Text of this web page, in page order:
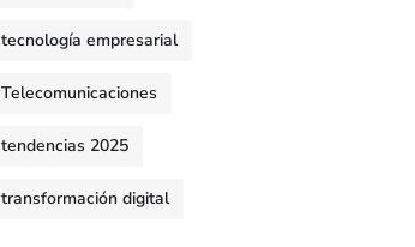
tecnología empresarial
Telecomunicaciones
tendencias 2025
transformación digital